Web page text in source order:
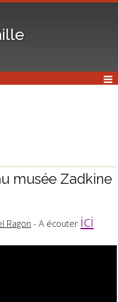
musée Zadkine
Ragon - A écouter ici